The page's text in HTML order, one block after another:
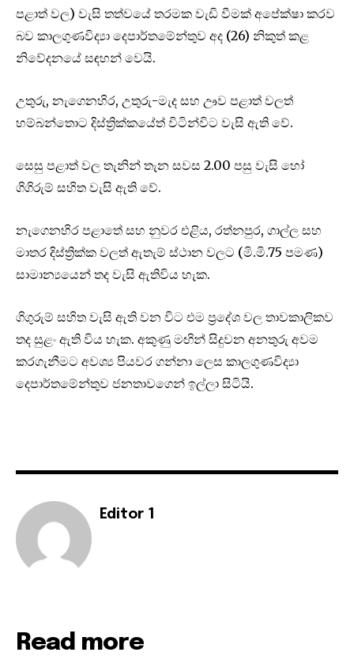
පළාත් වල) වැසි තත්වයේ තරමක වැඩි වීමක් අපේක්ෂා කරව
බව කාලගුණවිද්‍යා දෙපාර්තමේන්තුව අද (26) නිකුත් කළ
නිවේදනයේ සඳහන් වෙයි.
උතුරු, නැගෙනහිර, උතුරු-මැද සහ ඌව පළාත් වලත්
හම්බන්තොට දිස්ත්‍රික්කයේත් විටින්විට වැසි ඇති වේ.
සෙසු පළාත් වල තැනින් තැන සවස 2.00 පසු වැසි හෝ
ගිගිරුම් සහිත වැසි ඇති වේ.
නැගෙනහිර පළාතේ සහ නුවර එළිය, රත්නපුර, ගාල්ල සහ
මාතර දිස්ත්‍රික්ක වලත් ඇතැම් ස්ථාන වලට (මි.මි.75 පමණ)
සාමාන්‍යයෙන් තද වැසි ඇතිවිය හැක.
ගිගුරුම් සහිත වැසි ඇති වන විට එම ප්‍රදේශ වල තාවකාලිකව
තද සුළං ඇති විය හැක. අකුණු මඟින් සිදුවන අනතුරු අවම
කරගැනීමට අවශ්‍ය පියවර ගන්නා ලෙස කාලගුණවිද්‍යා
දෙපාර්තමේන්තුව ජනතාවගෙන් ඉල්ලා සිටියි.
Editor 1
Read more